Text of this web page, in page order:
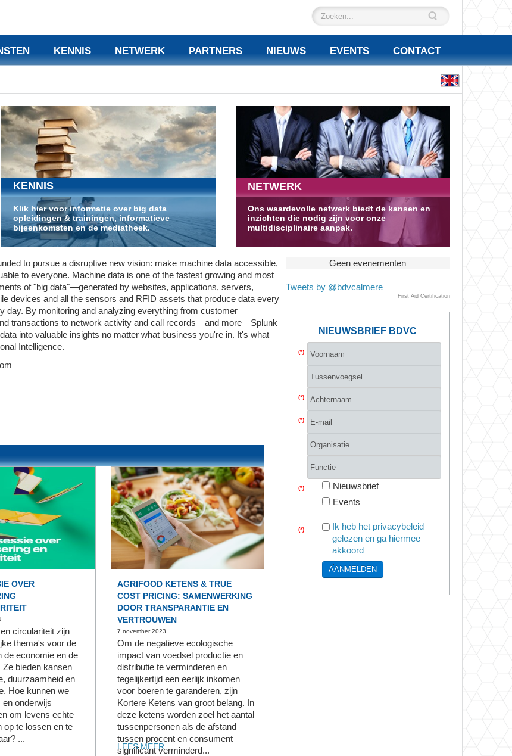
KENNIS NETWERK PARTNERS NIEUWS EVENTS CONTACT
KENNIS
Klik hier voor informatie over big data
opleidingen & trainingen, informatieve
bijeenkomsten en de mediatheek.
NETWERK
Ons waardevolle netwerk biedt de kansen en
inzichten die nodig zijn voor onze
multidisciplinaire aanpak.
to pursue a disruptive new vision: make machine data accessible,
to everyone. Machine data is one of the fastest growing and most
of "big data"—generated by websites, applications, servers,
devices and all the sensors and RFID assets that produce data every
day. By monitoring and analyzing everything from customer
transactions to network activity and call records—and more—Splunk
into valuable insights no matter what business you're in. It's what
Intelligence.
OVER
circulariteit zijn
thema's voor de
de economie en de
bieden kansen
duurzaamheid en
Hoe kunnen we
onderwijs
om levens echte
op te lossen en te
...
AGRIFOOD KETENS & TRUE
COST PRICING: SAMENWERKING
DOOR TRANSPARANTIE EN
VERTROUWEN
7 november 2023
Om de negatieve ecologische
impact van voedsel productie en
distributie te verminderen en
tegelijkertijd een eerlijk inkomen
voor boeren te garanderen, zijn
Kortere Ketens van groot belang. In
deze ketens worden zoel het aantal
tussenpersonen als de afstand
tussen procent en consument
significant verminderd...
LEES MEER...
Geen evenementen
Tweets by @bdvcalmere
First Aid Certification
NIEUWSBRIEF BDVC
(*)
(*)
(*)
(*)
Nieuwsbrief
Events
(*)
Ik heb het privacybeleid
gelezen en ga hiermee
akkoord
.
AANMELDEN